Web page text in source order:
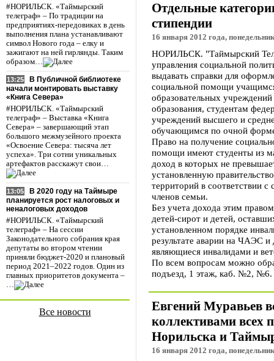
#НОРИЛЬСК. «Таймырский
телеграф» – По традиции на
предприятиях-передовиках в день
выполнения плана устанавливают
символ Нового года – елку и
зажигают на ней гирлянды. Таким
образом…
13:25
В Публичной библиотеке
начали монтировать выставку
«Книга Севера»
#НОРИЛЬСК. «Таймырский
телеграф» – Выставка «Книга
Севера» – завершающий этап
большого межмузейного проекта
«Освоение Севера: тысяча лет
успеха». Три сотни уникальных
артефактов расскажут свои…
13:05
В 2020 году на Таймыре
планируется рост налоговых и
неналоговых доходов
#НОРИЛЬСК. «Таймырский
телеграф» – На сессии
Законодательного собрания края
депутаты во втором чтении
приняли бюджет-2020 и плановый
период 2021–2022 годов. Один из
главных приоритетов документа –
…
Все новости
Отдельные
стипендии
16 января 2012 года,
НОРИЛЬСК. "Таймырский
управления социальной
выдавать справки для
социальной помощи
образовательных
образования, студентам
учреждений высшего и
обучающимся по очной
Право на получение
помощи имеют студенты из
доход в которых не
установленную
территорий в соответствии
членов семьи.
Без учета дохода этим
детей-сирот и детей,
установленном порядке
результате аварии на ЧАЭС
являющиеся инвалидами и
По всем вопросам можно
подъезд, 1 этаж, каб. №2, №6.
Евгений Муравьев
коллективами
Норильска и
16 января 2012 года,